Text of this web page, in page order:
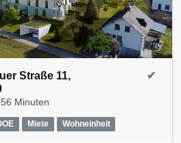
Straße 11,
Minuten
Miete Wohneinheit
✔